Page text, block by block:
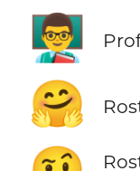
👨‍🏫
🤗